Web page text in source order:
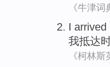
《牛津词
I arrived
我抵达
《柯林斯